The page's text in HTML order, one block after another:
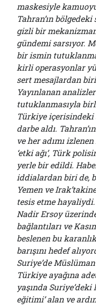
maskesiyle
Tahran’ın
gizli bir
gündemi sarsıyor.
bir ismin
kirli operasyonlar
sert mesajlardan
Yayınlanan
tutuklanmasıyla
Türkiye
darbe aldı.
ve her adımı
‘etki ağı’, Türk
yerle bir edildi.
iddialardan biri de,
Yemen ve
tesis etme
Nadir Ersoy
bağlantıları ve
beslenen bu
barışını hedef
Suriye’de
Türkiye ayağına
yaşında
eğitimi’ alan ve